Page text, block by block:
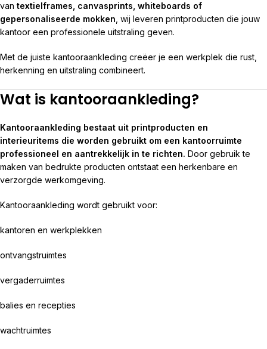
van textielframes, canvasprints, whiteboards of
gepersonaliseerde mokken , wij leveren printproducten die jouw
kantoor een professionele uitstraling geven.
Met de juiste kantooraankleding creëer je een werkplek die rust,
herkenning en uitstraling combineert.
Wat is kantooraankleding?
Kantooraankleding bestaat uit printproducten en
interieuritems die worden gebruikt om een kantoorruimte
professioneel en aantrekkelijk in te richten. Door gebruik te
maken van bedrukte producten ontstaat een herkenbare en
verzorgde werkomgeving.
Kantooraankleding wordt gebruikt voor:
kantoren en werkplekken
ontvangstruimtes
vergaderruimtes
balies en recepties
wachtruimtes